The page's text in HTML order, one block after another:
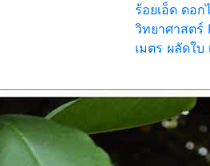
ร้อยเอ็ด ดอ
วิทยาศาสตร์
เมตร ผลัดใบ